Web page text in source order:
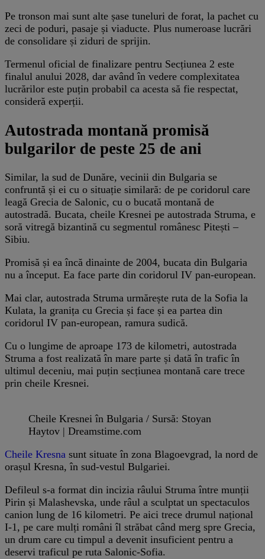
Pe tronson mai sunt alte șase tuneluri de forat, la pachet cu
zeci de poduri, pasaje și viaducte. Plus numeroase lucrări
de consolidare și ziduri de sprijin.
Termenul oficial de finalizare pentru Secțiunea 2 este
finalul anului 2028, dar având în vedere complexitatea
lucrărilor este puțin probabil ca acesta să fie respectat,
consideră experții.
Autostrada montană promisă
bulgarilor de peste 25 de ani
Similar, la sud de Dunăre, vecinii din Bulgaria se
confruntă și ei cu o situație similară: de pe coridorul care
leagă Grecia de Salonic, cu o bucată montană de
autostradă. Bucata, cheile Kresnei pe autostrada Struma, e
soră vitregă bizantină cu segmentul românesc Pitești –
Sibiu.
Promisă și ea încă dinainte de 2004, bucata din Bulgaria
nu a început. Ea face parte din coridorul IV pan-european.
Mai clar, autostrada Struma urmărește ruta de la Sofia la
Kulata, la granița cu Grecia și face și ea partea din
coridorul IV pan-european, ramura sudică.
Cu o lungime de aproape 173 de kilometri, autostrada
Struma a fost realizată în mare parte și dată în trafic în
ultimul deceniu, mai puțin secțiunea montană care trece
prin cheile Kresnei.
Cheile Kresnei în Bulgaria / Sursă: Stoyan
Haytov | Dreamstime.com
Cheile Kresna sunt situate în zona Blagoevgrad, la nord de
orașul Kresna, în sud-vestul Bulgariei.
Defileul s-a format din incizia râului Struma între munții
Pirin și Malashevska, unde râul a sculptat un spectaculos
canion lung de 16 kilometri. Pe aici trece drumul național
I-1, pe care mulți români îl străbat când merg spre Grecia,
un drum care cu timpul a devenit insuficient pentru a
deservi traficul pe ruta Salonic-Sofia.